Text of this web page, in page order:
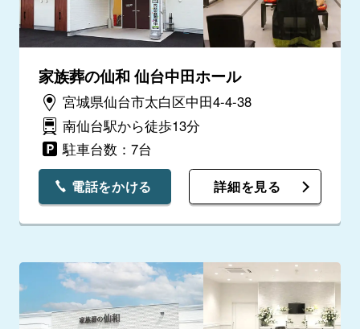
家族葬の仙和 仙台中田ホール
宮城県仙台市太白区中田4-4-38
南仙台駅から徒歩13分
駐車台数：7台
電話をかける 詳細を見る